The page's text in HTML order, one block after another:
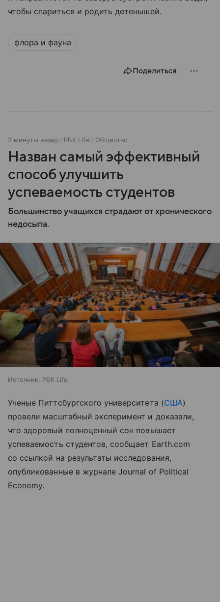
чтобы спариться и родить детенышей.
флора и фауна
Поделиться
4 минуты назад РБК Life Общество
Назван самый эффективный
способ улучшить
успеваемость студентов
Большинство учащихся страдают от хронического
недосыпа.
Источник: РБК Life
Ученые Питтсбургского университета (США)
провели масштабный эксперимент и доказали,
что здоровый полноценный сон повышает
успеваемость студентов, сообщает Earth.com
со ссылкой на результаты исследования,
опубликованные в журнале Journal of Political
Economy.